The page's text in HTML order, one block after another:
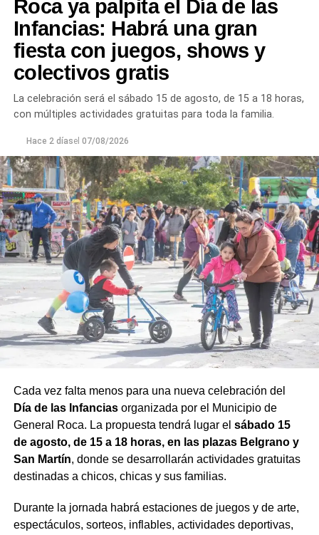
turbiedad cercanos a 80 NTU, mientras que en
Chichinales rondan los 10 NTU. En ambos casos, las
plantas continúan funcionando con monitoreo
permanente.
Los equipos técnicos de Aguas Rionegrinas mantienen
un seguimiento constante de la evolución de la turbiedad
para adecuar la producción de agua potable de acuerdo
con las condiciones que presenta el río.
Roca ya palpita el Día de las
Infancias: Habrá una gran
fiesta con juegos, shows y
colectivos gratis
La celebración será el sábado 15 de agosto, de 15 a 18 horas,
con múltiples actividades gratuitas para toda la familia.
Hace 2 díasel 07/08/2026
Cada vez falta menos para una nueva celebración del
Día de las Infanciasorganizada por el Municipio de
General Roca. La propuesta tendrá lugar el sábado 15
de agosto, de 15 a 18 horas, en las plazas Belgrano y
San Martín, donde se desarrollarán actividades gratuitas
destinadas a chicos, chicas y sus familias.
Durante la jornada habrá estaciones de juegos y de arte,
espectáculos, sorteos, inflables, actividades deportivas,